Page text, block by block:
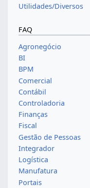
Utilidades/Diversos
FAQ
Agronegócio
BI
BPM
Comercial
Contábil
Controladoria
Finanças
Fiscal
Gestão de Pessoas
Integrador
Logística
Manufatura
Portais